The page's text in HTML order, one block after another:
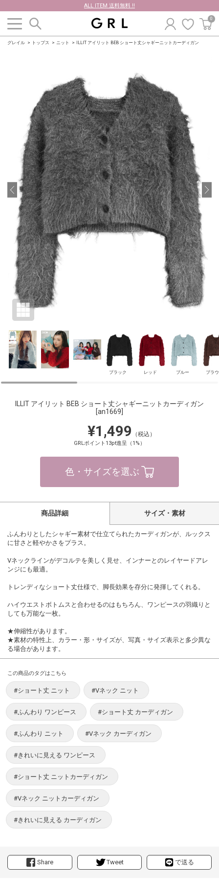
ALL ITEM 送料無料 !!
0
グレイル トップス ニット ILLIT アイリット BEB ショート丈シャギーニットカーディガン
ブラック レッド ブルー ブラ
ILLIT アイリット BEB ショート丈シャギーニットカーディガン
[an1669]
¥1,499 （税込）
GRLポイント13pt進呈（1%）
色・サイズを選ぶ
Share Tweet で送る
商品詳細 サイズ・素材
ふんわりとしたシャギー素材で仕立てられたカーディガンが、ルックス
に甘さと軽やかさをプラス。
Vネックラインがデコルテを美しく見せ、インナーとのレイヤードアレ
ンジにも最適。
トレンディなショート丈仕様で、脚長効果を存分に発揮してくれる。
ハイウエストボトムスと合わせるのはもちろん、ワンピースの羽織りと
しても万能な一枚。
★伸縮性があります。
★素材の特性上、カラー・形・サイズが、写真・サイズ表示と多少異な
る場合があります。
この商品のタグはこちら
#ショート丈 ニット #Vネック ニット
#ふんわり ワンピース #ショート丈 カーディガン
#ふんわり ニット #Vネック カーディガン
#きれいに見える ワンピース
#ショート丈 ニットカーディガン
#Vネック ニットカーディガン
#きれいに見える カーディガン